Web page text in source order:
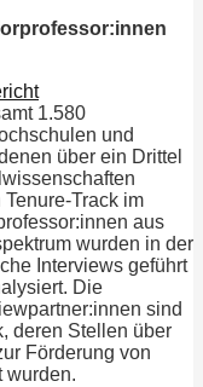
1.580
und
über ein Drittel
Track im
aus
wurden in der
Interviews geführt
Die
sind
deren Stellen über
Förderung von
wurden.